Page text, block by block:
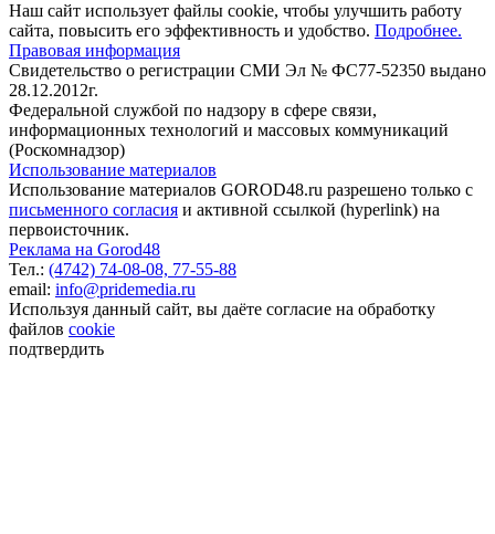
Наш сайт использует файлы cookie, чтобы улучшить работу
сайта, повысить его эффективность и удобство. Подробнее.
Правовая информация
Свидетельство о регистрации СМИ Эл № ФС77-52350 выдано
28.12.2012г.
Федеральной службой по надзору в сфере связи,
информационных технологий и массовых коммуникаций
(Роскомнадзор)
Использование материалов
Использование материалов GOROD48.ru разрешено только с
письменного согласия и активной ссылкой (hyperlink) на
первоисточник.
Реклама на Gorod48
Тел.: (4742) 74-08-08, 77-55-88
email: info@pridemedia.ru
Используя данный сайт, вы даёте согласие на обработку
файлов cookie
подтвердить